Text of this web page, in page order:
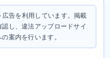
告を利用しています。掲載
し、違法アップロードサイ
案内を行います。